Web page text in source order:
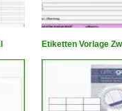
Etiketten Vorlage